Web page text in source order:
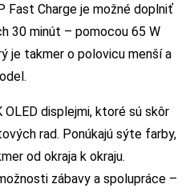
Fast Charge je možné doplniť
30 minút – pomocou 65 W
je takmer o polovicu menší a
displejmi, ktoré sú skôr
rad. Ponúkajú sýte farby,
od okraja k okraju.
zábavy a spolupráce –